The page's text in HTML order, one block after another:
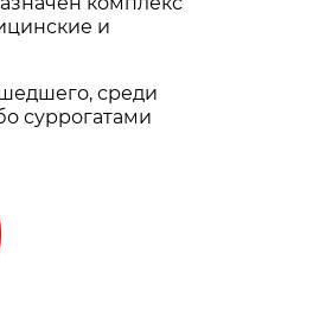
и
среди
суррогатами